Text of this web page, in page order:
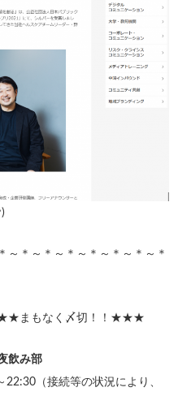
～＊～＊～＊～＊～＊～＊～＊
まもなく〆切！！★★★
飲み部
（接続等の状況により、